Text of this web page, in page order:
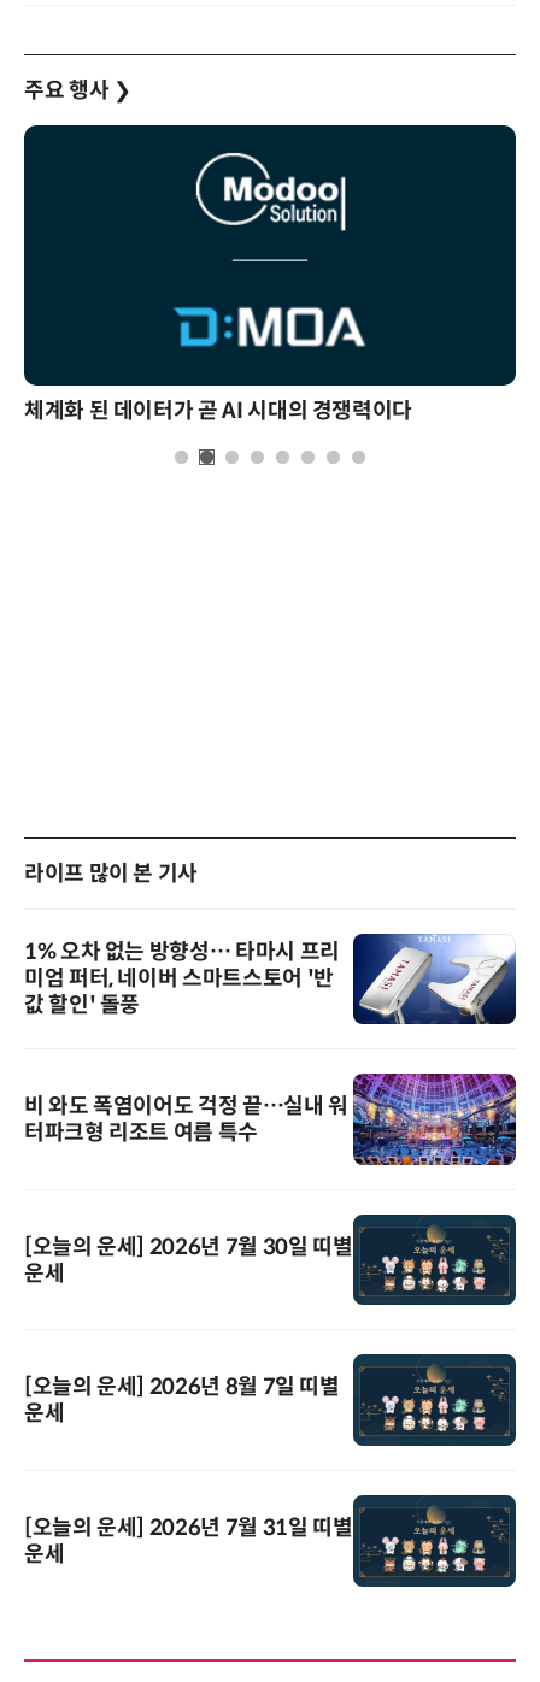
주요 행사 ❯
체계화 된 데이터가 곧 AI 시대의 경쟁력이다
라이프 많이 본 기사
1% 오차 없는 방향성… 타마시 프리
미엄 퍼터, 네이버 스마트스토어 '반
값 할인' 돌풍
비 와도 폭염이어도 걱정 끝…실내 워
터파크형 리조트 여름 특수
[오늘의 운세] 2026년 7월 30일 띠별
운세
[오늘의 운세] 2026년 8월 7일 띠별
운세
[오늘의 운세] 2026년 7월 31일 띠별
운세